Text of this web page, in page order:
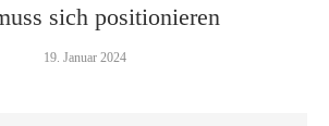
sich positionieren
19. Januar 2024